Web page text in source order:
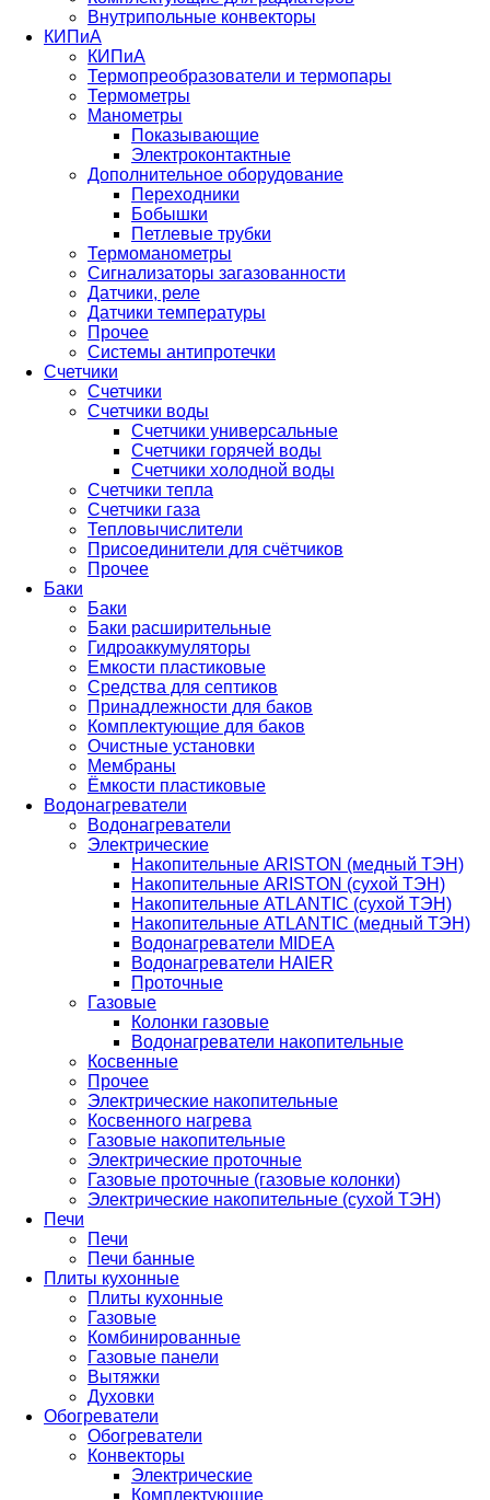
Внутрипольные конвекторы
КИПиА
КИПиА
Термопреобразователи и термопары
Термометры
Манометры
Показывающие
Электроконтактные
Дополнительное оборудование
Переходники
Бобышки
Петлевые трубки
Термоманометры
Сигнализаторы загазованности
Датчики, реле
Датчики температуры
Прочее
Системы антипротечки
Счетчики
Счетчики
Счетчики воды
Счетчики универсальные
Счетчики горячей воды
Счетчики холодной воды
Счетчики тепла
Счетчики газа
Тепловычислители
Присоединители для счётчиков
Прочее
Баки
Баки
Баки расширительные
Гидроаккумуляторы
Емкости пластиковые
Средства для септиков
Принадлежности для баков
Комплектующие для баков
Очистные установки
Мембраны
Ёмкости пластиковые
Водонагреватели
Водонагреватели
Электрические
Накопительные ARISTON (медный ТЭН)
Накопительные ARISTON (сухой ТЭН)
Накопительные ATLANTIC (сухой ТЭН)
Накопительные ATLANTIC (медный ТЭН)
Водонагреватели MIDEA
Водонагреватели HAIER
Проточные
Газовые
Колонки газовые
Водонагреватели накопительные
Косвенные
Прочее
Электрические накопительные
Косвенного нагрева
Газовые накопительные
Электрические проточные
Газовые проточные (газовые колонки)
Электрические накопительные (сухой ТЭН)
Печи
Печи
Печи банные
Плиты кухонные
Плиты кухонные
Газовые
Комбинированные
Газовые панели
Вытяжки
Духовки
Обогреватели
Обогреватели
Конвекторы
Электрические
Комплектующие